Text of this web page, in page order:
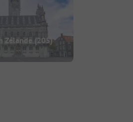
Zélande(205)